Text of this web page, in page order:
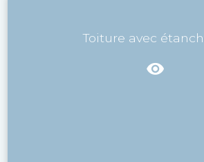
Toiture avec